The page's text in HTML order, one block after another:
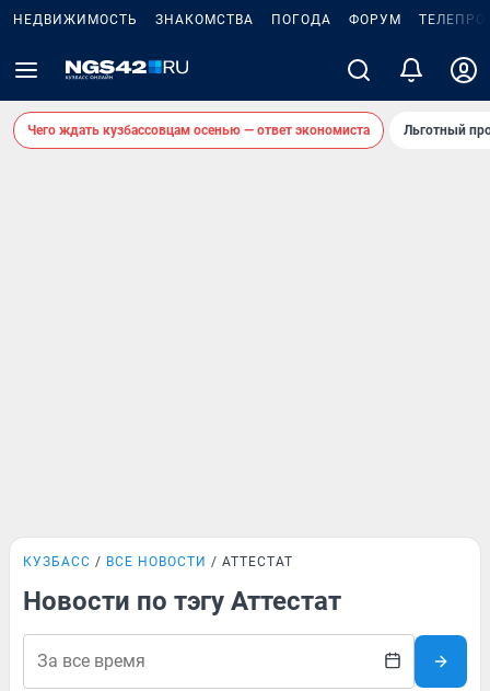
НЕДВИЖИМОСТЬ ЗНАКОМСТВА ПОГОДА ФОРУМ
Чего ждать кузбассовцам осенью — ответ экономиста Льготный
КУЗБАСС ВСЕ НОВОСТИ АТТЕСТАТ
Новости по тэгу Аттестат